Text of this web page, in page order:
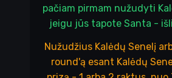
pačiam pirmam nužudyti
jeigu jūs tapote Santa -
Nužudžius Kalėdų Senelį
round'ą esant Kalėdų